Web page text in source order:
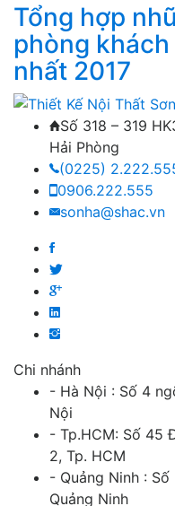
Tổng hợp
phòng
nhất 2017
Số 318 – 319
Hải Phòng
(0225)
0906.222.555
sonha@shac.vn
Chi nhánh
- Hà Nội : Số 4
Nội
- Tp.HCM: Số 45
2, Tp. HCM
- Quảng Ninh :
Quảng Ninh